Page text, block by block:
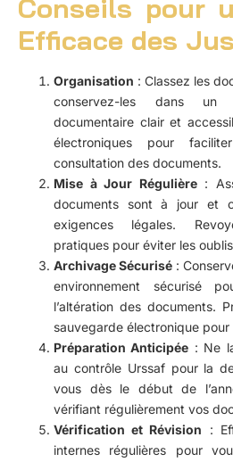
Conseils pour
Efficace des
Organisation : Classez les
conservez-les dans
documentaire clair et
électroniques pour
consultation des documents.
Mise à Jour Régulière:
documents sont à jour et
exigences légales.
pratiques pour éviter les
Archivage Sécurisé :
environnement sécurisé
l’altération des documents.
sauvegarde électronique
Préparation Anticipée : Ne
au contrôle Urssaf pour la
vous dès le début de
vérifiant régulièrement vos
Vérification et Révision :
internes régulières pour